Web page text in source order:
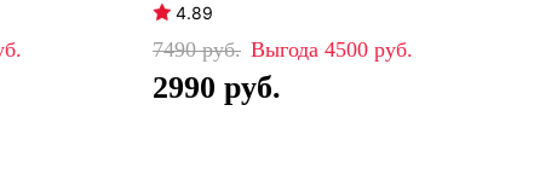
4.89
7490 4500
2990